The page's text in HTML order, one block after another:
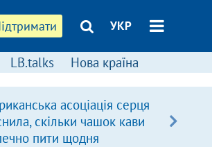
УКР
LB.talks Нова країна
асоціація серця
скільки чашок кави
пити щодня